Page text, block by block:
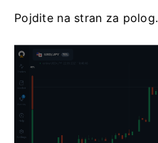
Pojdite na stran za polog.